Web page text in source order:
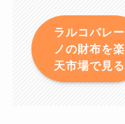
ラルコバレー
ノの財布を楽
天市場で見る